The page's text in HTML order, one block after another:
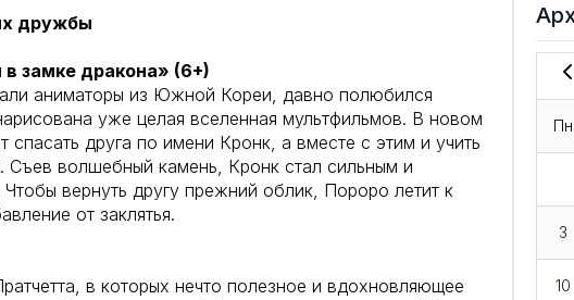
дружбы
замке дракона» (6+)
аниматоры из Южной Кореи, давно полюбился
уже целая вселенная мультфильмов. В новом
друга по имени Кронк, а вместе с этим и учить
Съев волшебный камень, Кронк стал сильным и
вернуть другу прежний облик, Пороро летит к
от заклятья.
в которых нечто полезное и вдохновляющее
Пн
3
10